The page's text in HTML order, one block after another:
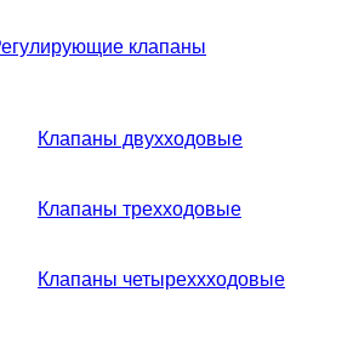
клапаны
Клапаны двухходовые
Клапаны трехходовые
Клапаны четыреххходовые